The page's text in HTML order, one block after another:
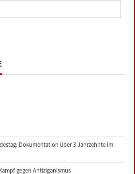
Dokumentation über 3 Jahrzehnte im
gegen Antiziganismus